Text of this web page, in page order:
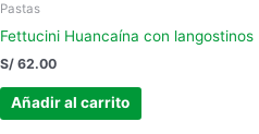
Pastas
Fettucini Huancaína con langostinos
S/ 62.00
Añadir al carrito